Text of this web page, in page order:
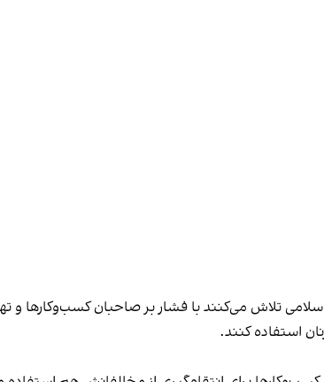
تلاش می‌کنند با فشار بر صاحبان کسب‌وکارها و
استفاده کنند.